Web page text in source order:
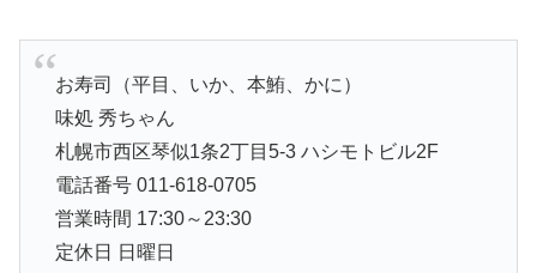
お寿司（平目、いか、本鮪、かに）
味処 秀ちゃん
札幌市西区琴似1条2丁目5-3 ハシモトビル2F
電話番号 011-618-0705
営業時間 17:30～23:30
定休日 日曜日